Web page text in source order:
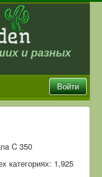
и разных
Войти
C 350
категориях: 1,925